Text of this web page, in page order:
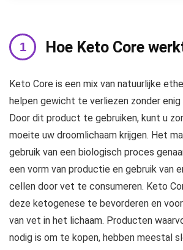
Hoe Keto Core
Keto Core is een mix van natuurlijke
helpen gewicht te verliezen zonder enig
Door dit product te gebruiken, kunt u
moeite uw droomlichaam krijgen. Het
gebruik van een biologisch proces
een vorm van productie en gebruik van
cellen door vet te consumeren. Keto
deze ketogenese te bevorderen en
van vet in het lichaam. Producten
nodig is om te kopen, hebben meestal